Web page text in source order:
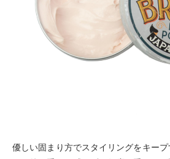
優しい固まり方でスタイリングをキー